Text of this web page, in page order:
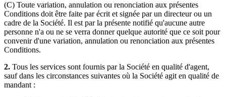
(C) Toute variation, annulation ou renonciation aux présentes
Conditions doit être faite par écrit et signée par un directeur ou un
cadre de la Société. Il est par la présente notifié qu'aucune autre
personne n'a ou ne se verra donner quelque autorité que ce soit pour
convenir d'une variation, annulation ou renonciation aux présentes
Conditions.
2. Tous les services sont fournis par la Société en qualité d'agent,
sauf dans les circonstances suivantes où la Société agit en qualité de
mandant :